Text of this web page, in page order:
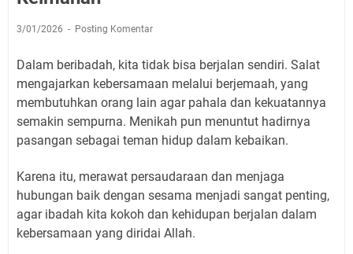
3/01/2026 Posting Komentar
Dalam beribadah, kita tidak bisa berjalan sendiri. Salat
mengajarkan kebersamaan melalui berjemaah, yang
membutuhkan orang lain agar pahala dan kekuatannya
semakin sempurna. Menikah pun menuntut hadirnya
pasangan sebagai teman hidup dalam kebaikan.
Karena itu, merawat persaudaraan dan menjaga
hubungan baik dengan sesama menjadi sangat penting,
agar ibadah kita kokoh dan kehidupan berjalan dalam
kebersamaan yang diridai Allah.